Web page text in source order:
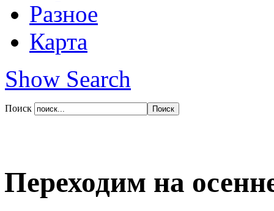
Разное
Карта
Show Search
Поиск
Переходим на